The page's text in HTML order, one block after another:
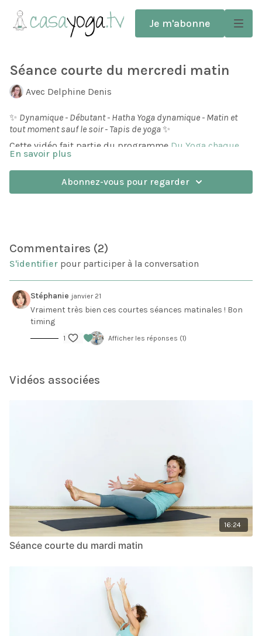
Je m'abonne
Séance courte du mercredi matin
Avec Delphine Denis
✨ Dynamique - Débutant - Hatha Yoga dynamique - Matin et
tout moment sauf le soir - Tapis de yoga✨
Cette vidéo fait partie du programme Du Yoga chaque
matin.
Pratiquez le yoga chaque matin! Delphine vous propose
une séance pour chaque matin de la semaine, du lundi
au vendredi.
l'énergie et le mental.
Dans cette séance nous intégrons quelques mouvements
asymétriques, pour équilibrer la droite et la gauche.
Plus d'infos sur les bénéfices duYoga du matinsur le
blog.
En savoir plus
Abonnez-vous pour regarder
Commentaires (2)
S'identifier pour participer à la conversation
Stéphanie janvier 21
Vraiment très bien ces courtes séances matinales ! Bon
timing
1 Afficher les réponses (1)
Vidéos associées
16:24
Séance courte du mardi matin